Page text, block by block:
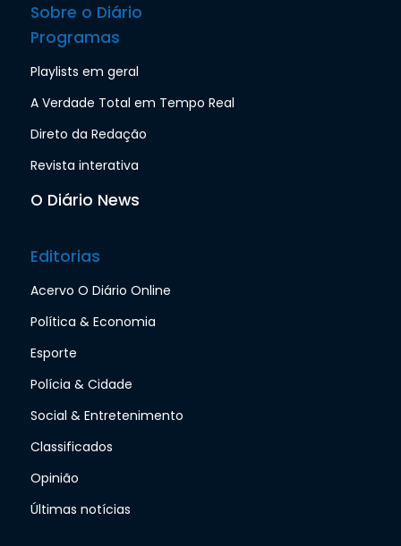
Sobre o Diário
Programas
Playlists em geral
A Verdade Total em Tempo Real
Direto da Redação
Revista interativa
O Diário News
Editorias
Acervo O Diário Online
Política & Economia
Esporte
Polícia & Cidade
Social & Entretenimento
Classificados
Opinião
Últimas notícias